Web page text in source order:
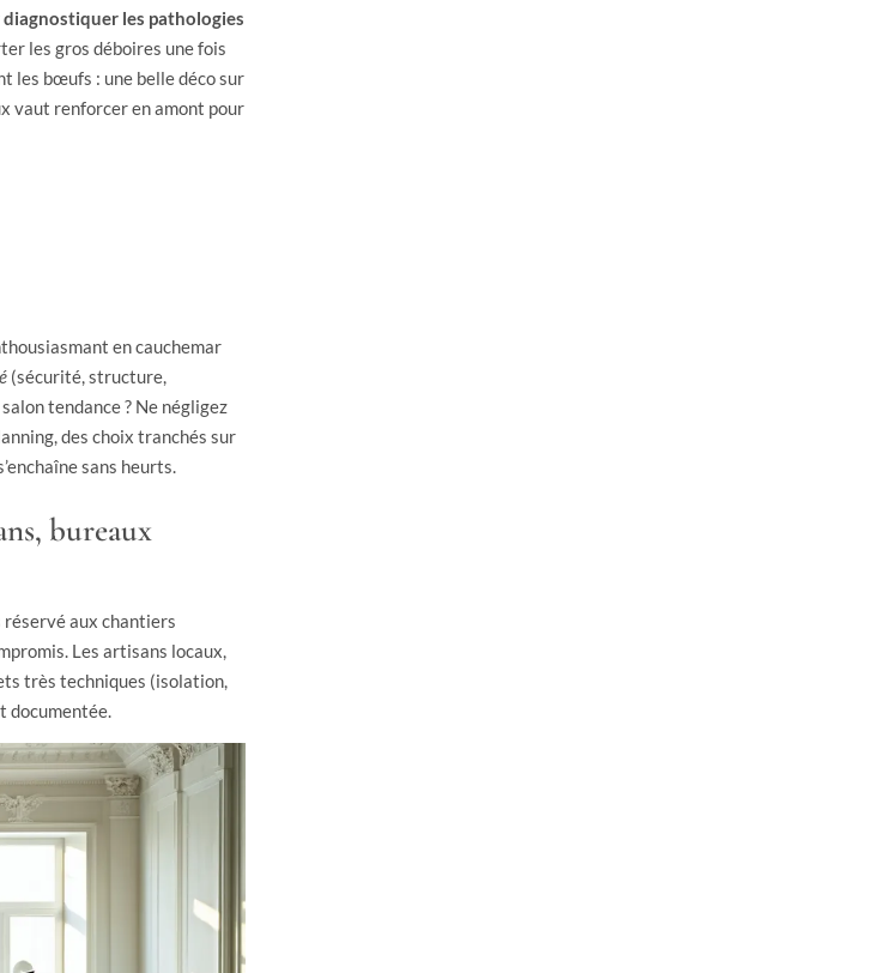
diagnostiquer les pathologies
les gros déboires une fois
les bœufs : une belle déco sur
vaut renforcer en amont pour
en cauchemar
(sécurité, structure,
tendance ? Ne négligez
des choix tranchés sur
sans heurts.
bureaux
réservé aux chantiers
Les artisans locaux,
très techniques (isolation,
documentée.